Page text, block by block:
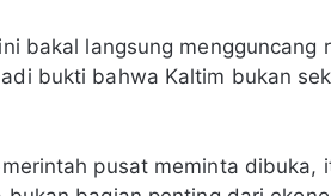
bakal langsung mengguncang
bukti bahwa Kaltim bukan
pusat meminta